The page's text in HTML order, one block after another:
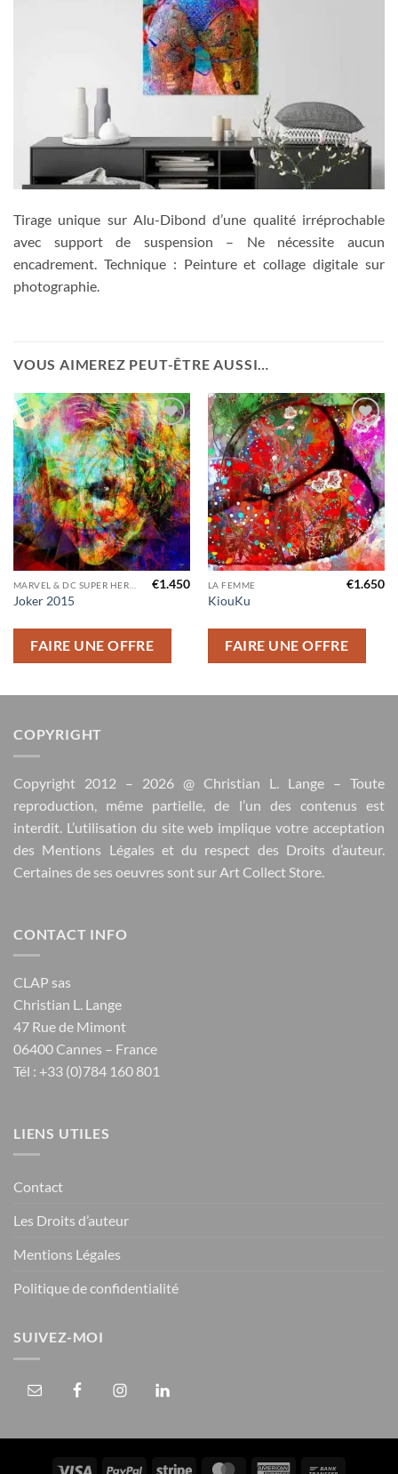
Tirage unique sur Alu-Dibond d’une qualité irréprochable
avec support de suspension – Ne nécessite aucun
encadrement. Technique : Peinture et collage digitale sur
photographie.
VOUS AIMEREZ PEUT-ÊTRE AUSSI…
Ajouter
à la liste
d’envies
Joker 2015
€1.450
FAIRE UNE OFFRE
Ajouter
à la liste
d’envies
LA FEMME
KiouKu
€1.650
FAIRE UNE OFFRE
COPYRIGHT
Copyright 2012 – 2026 @ Christian L. Lange – Toute
reproduction, même partielle, de l’un des contenus est
interdit. L’utilisation du site web implique votre acceptation
des Mentions Légales et du respect des Droits d’auteur.
Certaines de ses oeuvres sont sur Art Collect Store
CONTACT INFO
CLAP sas
Christian L. Lange
47 Rue de Mimont
06400 Cannes – France
Tél : +33 (0)784 160 801
LIENS UTILES
Contact
Les Droits d’auteur
Mentions Légales
Politique de confidentialité
SUIVEZ-MOI
Visa PayPal Stripe MasterCardAmerican